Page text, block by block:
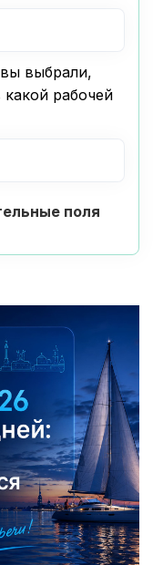
выбрали,
рабочей
поля